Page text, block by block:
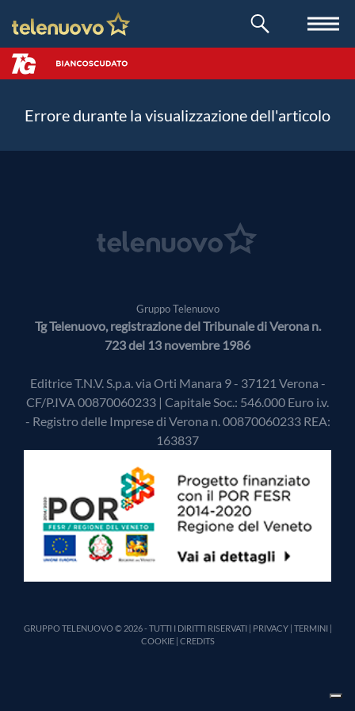
Errore durante la visualizzazione dell'articolo
Gruppo Telenuovo
Tg Telenuovo, registrazione del Tribunale di Verona n.
723 del 13 novembre 1986
Editrice T.N.V. S.p.a. via Orti Manara 9 - 37121 Verona -
CF/P.IVA 00870060233 | Capitale Soc.: 546.000 Euro i.v.
- Registro delle Imprese di Verona n. 00870060233 REA:
163837
GRUPPO TELENUOVO © 2026 - TUTTI I DIRITTI RISERVATI | PRIVACY| TERMINI|
COOKIE| CREDITS